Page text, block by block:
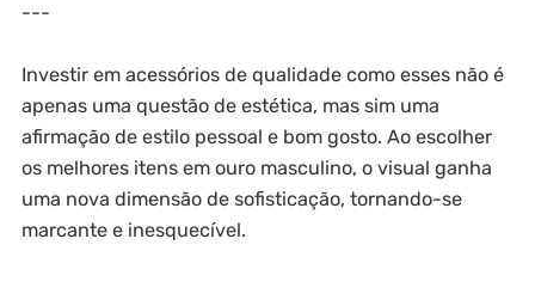
---
Investir em acessórios de qualidade como esses não é
apenas uma questão de estética, mas sim uma
afirmação de estilo pessoal e bom gosto. Ao escolher
os melhores itens em ouro masculino, o visual ganha
uma nova dimensão de sofisticação, tornando-se
marcante e inesquecível.